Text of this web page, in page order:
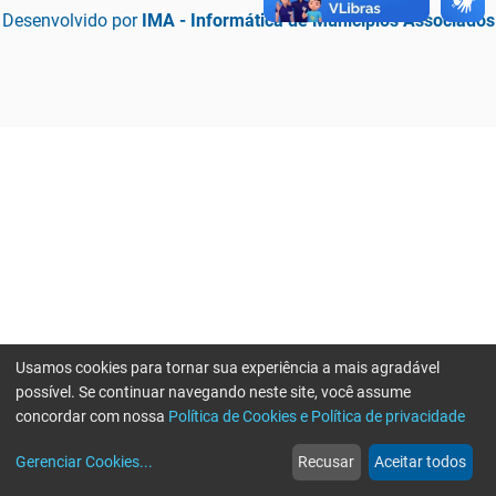
Desenvolvido por IMA - Informática de Municípios Associados
web
Notícias
more_horiz
Mais
Usamos cookies para tornar sua experiência a mais agradável
possível. Se continuar navegando neste site, você assume
concordar com nossa Política de Cookies e Política de privacidade
Gerenciar Cookies... Recusar Aceitar todos
Erro ao enviar informações, por favor tente novamente